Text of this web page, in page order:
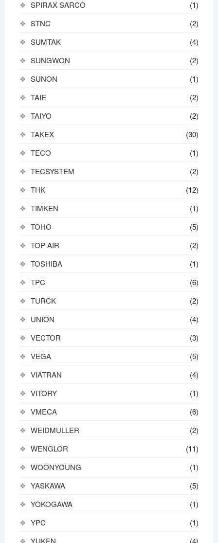
SPIRAX SARCO
(1)
STNC
(2)
SUMTAK
(4)
SUNGWON
(2)
SUNON
(1)
TAIE
(2)
TAIYO
(2)
TAKEX
(30)
TECO
(1)
TECSYSTEM
(2)
THK
(12)
TIMKEN
(1)
TOHO
(5)
TOP AIR
(2)
TOSHIBA
(1)
TPC
(6)
TURCK
(2)
UNION
(4)
VECTOR
(3)
VEGA
(5)
VIATRAN
(4)
VITORY
(1)
VMECA
(6)
WEIDMULLER
(2)
WENGLOR
(11)
WOONYOUNG
(1)
YASKAWA
(5)
YOKOGAWA
(1)
YPC
(1)
YUKEN
(4)